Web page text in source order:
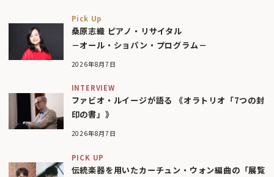
Pick Up
桑原志織 ピアノ・リサイタル
－オール・ショパン・プログラム－
2026年8月7日
INTERVIEW
ファビオ・ルイージが語る 《オラトリオ「7つの封
印の書」》
2026年8月7日
PICK UP
伝統楽器を用いたカーチュン・ウォン編曲の「展覧